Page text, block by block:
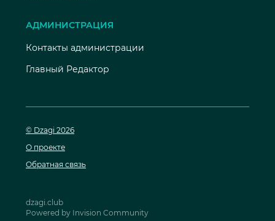
АДМИНИСТРАЦИЯ
Контакты администрации
Главный Редактор
© Dzagi 2026
О проекте
Обратная связь
dzagi.club
Powered by Invision Community